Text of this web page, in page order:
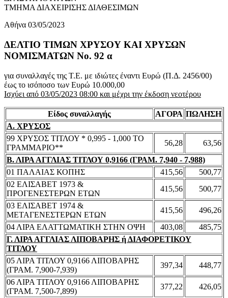
ΤΜΗΜΑ ΔΙΑΧΕΙΡΙΣΗΣ ΔΙΑΘΕΣΙΜΩΝ
Αθήνα 03/05/2023
ΔΕΛΤΙΟ ΤΙΜΩΝ ΧΡΥΣΟΥ ΚΑΙ ΧΡΥΣΩΝ
ΝΟΜΙΣΜΑΤΩΝ No. 92 α
για συναλλαγές της Τ.Ε. με ιδιώτες έναντι Ευρώ (Π.Δ. 2456/00)
έως το ισόποσο των Ευρώ 10.000,00
Ισχύει από 03/05/2023 08:00 και μέχρι την έκδοση νεοτέρου
Είδος συναλλαγής ΑΓΟΡΑ ΠΩΛΗΣΗ
Α. ΧΡΥΣΟΣ
99 ΧΡΥΣΟΣ ΤΙΤΛΟΥ * 0,995 - 1,000 ΤΟ
ΓΡΑΜΜΑΡΙΟ**
56,28
63,56
Β. ΛΙΡΑ ΑΓΓΛΙΑΣ ΤΙΤΛΟΥ 0,9166 (ΓΡΑΜ. 7,940 - 7,988)
01 ΠΑΛΑΙΑΣ ΚΟΠΗΣ
415,56
500,77
02 ΕΛΙΣΑΒΕΤ 1973 &
ΠΡΟΓΕΝΕΣΤΕΡΩΝ ΕΤΩΝ
415,56
500,77
03 ΕΛΙΣΑΒΕΤ 1974 &
ΜΕΤΑΓΕΝΕΣΤΕΡΩΝ ΕΤΩΝ
415,56
496,26
04 ΛΙΡΑ ΕΛΑΤΤΩΜΑΤΙΚΗ ΣΤΗΝ ΟΨΗ
403,08
485,75
Γ. ΛΙΡΑ ΑΓΓΛΙΑΣ ΛΙΠΟΒΑΡΗΣ ή ΔΙΑΦΟΡΕΤΙΚΟΥ
ΤΙΤΛΟΥ
05 ΛΙΡΑ ΤΙΤΛΟΥ 0,9166 ΛΙΠΟΒΑΡΗΣ
(ΓΡΑΜ. 7,900-7,939)
397,34
448,77
06 ΛΙΡΑ ΤΙΤΛΟΥ 0,9166 ΛΙΠΟΒΑΡΗΣ
(ΓΡΑΜ. 7,500-7,899)
377,22
426,05